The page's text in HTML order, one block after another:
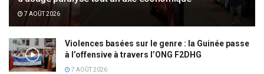
7 AOÛT 2026
Violences basées sur le genre : la Guinée passe
à l’offensive à travers l’ONG F2DHG
7 AOÛT 2026